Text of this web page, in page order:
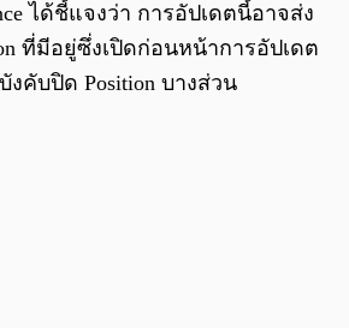
ได้ชี้แจงว่า การอัปเดตนี้อาจส่ง
ที่มีอยู่ซึ่งเปิดก่อนหน้าการอัปเดต
คับปิด Position บางส่วน